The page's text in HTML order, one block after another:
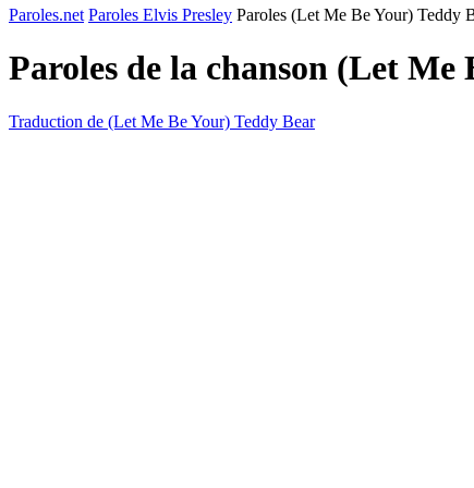
Paroles.net Paroles Elvis Presley Paroles (Let Me Be Your) Teddy
Paroles de la chanson (Let Me
Traduction de (Let Me Be Your) Teddy Bear